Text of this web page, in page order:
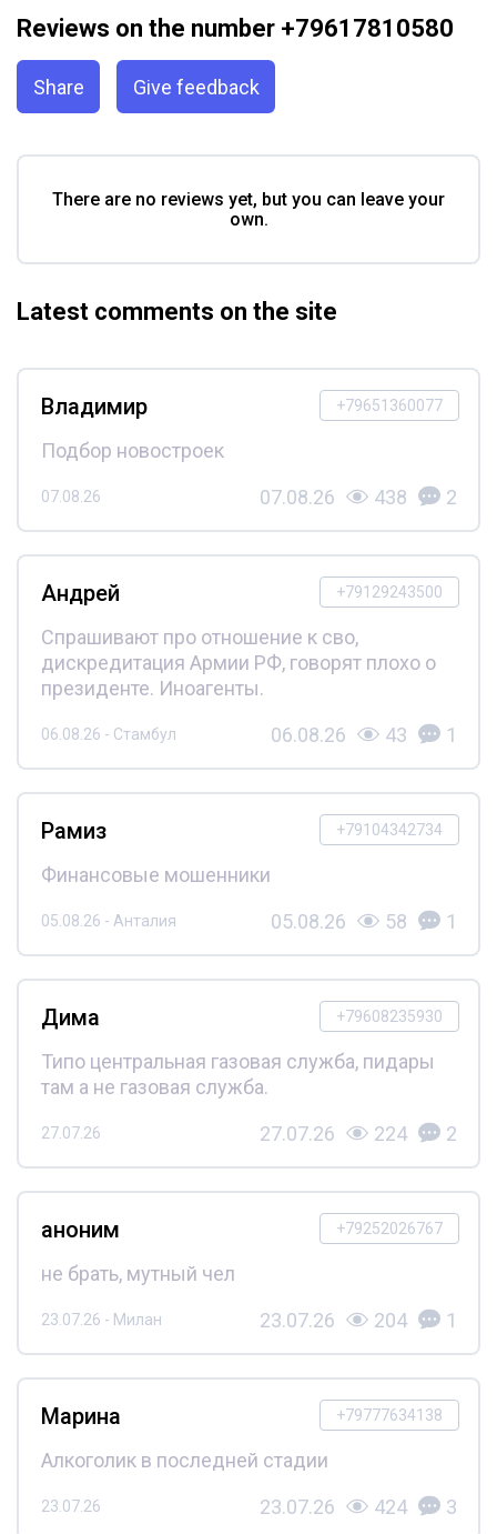
Reviews on the number +79617810580
Share Give feedback
There are no reviews yet, but you can leave your
own.
Latest comments on the site
+79651360077
Владимир
Подбор новостроек
07.08.26 07.08.26 438 2
+79129243500
Андрей
Спрашивают про отношение к сво,
дискредитация Армии РФ, говорят плохо о
президенте. Иноагенты.
06.08.26 - Стамбул 06.08.26 43 1
+79104342734
Рамиз
Финансовые мошенники
05.08.26 - Анталия 05.08.26 58 1
+79608235930
Дима
Типо центральная газовая служба, пидары
там а не газовая служба.
27.07.26 27.07.26 224 2
+79252026767
аноним
не брать, мутный чел
23.07.26 - Милан 23.07.26 204 1
+79777634138
Марина
Алкоголик в последней стадии
23.07.26 23.07.26 424 3